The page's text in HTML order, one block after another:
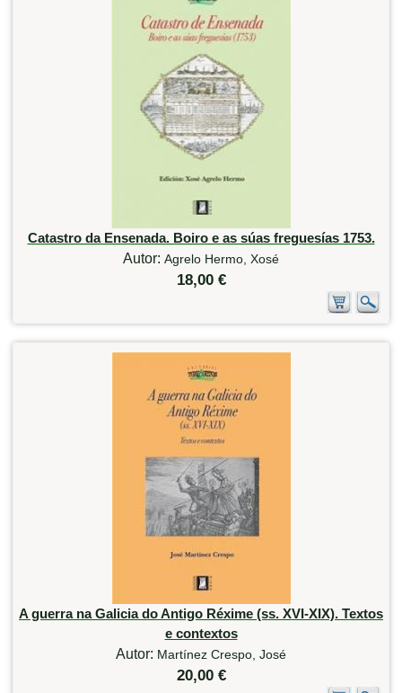
Catastro da Ensenada. Boiro e as súas freguesías 1753.
Autor: Agrelo Hermo, Xosé
18,00 €
A guerra na Galicia do Antigo Réxime (ss. XVI-XIX). Textos
e contextos
Autor: Martínez Crespo, José
20,00 €